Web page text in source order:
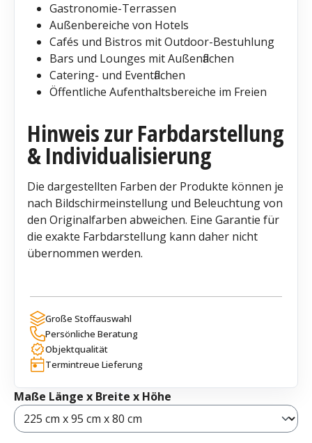
Gastronomie-Terrassen
Außenbereiche von Hotels
Cafés und Bistros mit Outdoor-Bestuhlung
Bars und Lounges mit Außenflächen
Catering- und Eventflächen
Öffentliche Aufenthaltsbereiche im Freien
Hinweis zur Farbdarstellung
& Individualisierung
Die dargestellten Farben der Produkte können je
nach Bildschirmeinstellung und Beleuchtung von
den Originalfarben abweichen. Eine Garantie für
die exakte Farbdarstellung kann daher nicht
übernommen werden.
Große Stoffauswahl
Persönliche Beratung
Objektqualität
Termintreue Lieferung
Maße Länge x Breite x Höhe